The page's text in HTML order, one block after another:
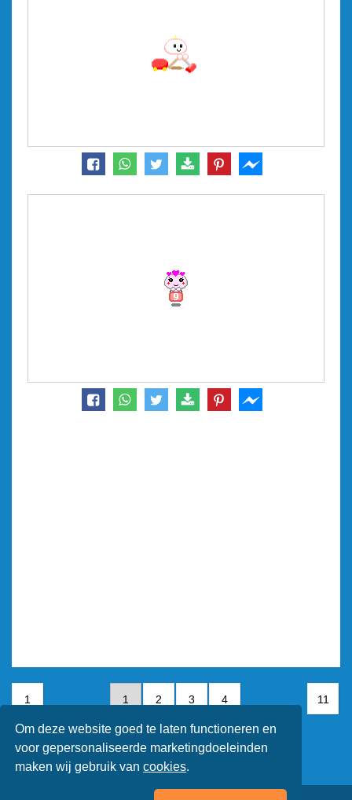
Om deze website goed te laten functioneren en
voor gepersonaliseerde marketingdoeleinden
maken wij gebruik vancookies.
1 1 2 3 4 11